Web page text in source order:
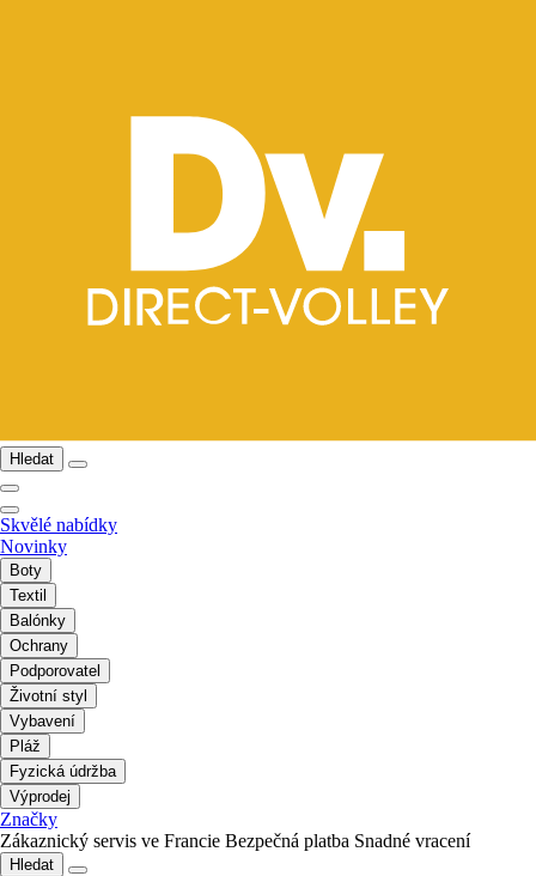
Hledat
Skvělé nabídky
Novinky
Boty
Textil
Balónky
Ochrany
Podporovatel
Životní styl
Vybavení
Pláž
Fyzická údržba
Výprodej
Značky
Zákaznický servis ve Francie Bezpečná platba Snadné vracení
Hledat